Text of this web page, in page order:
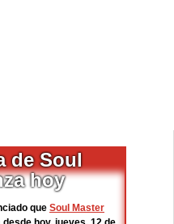
de Soul
hoy
que Soul Master